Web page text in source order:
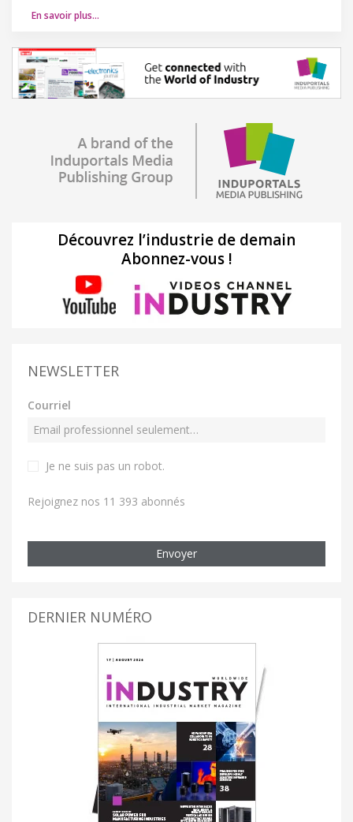
En savoir plus…
Découvrez l’industrie de demain
Abonnez-vous !
NEWSLETTER
Courriel
Je ne suis pas un robot.
Rejoignez nos 11 393 abonnés
Envoyer
DERNIER NUMÉRO